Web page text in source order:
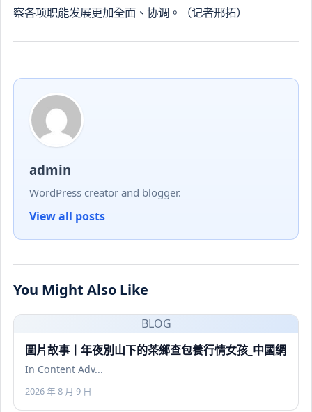
察各项职能发展更加全面、协调。（记者邢拓）
admin
WordPress creator and blogger.
View all posts
You Might Also Like
BLOG
圖片故事丨年夜別山下的茶鄉查包養行情女孩_中國網
In Content Adv...
2026 年 8 月 9 日